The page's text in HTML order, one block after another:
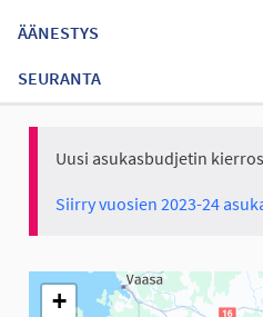
ÄÄNESTYS
SEURANTA
Uusi asukasbudjetin
Siirry vuosien 2023-24
Seuraavassa elementissä on
+